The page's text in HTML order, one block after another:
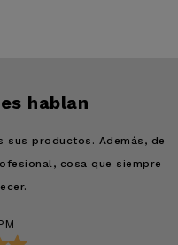
hablan
sus productos. Además, de
cosa que siempre